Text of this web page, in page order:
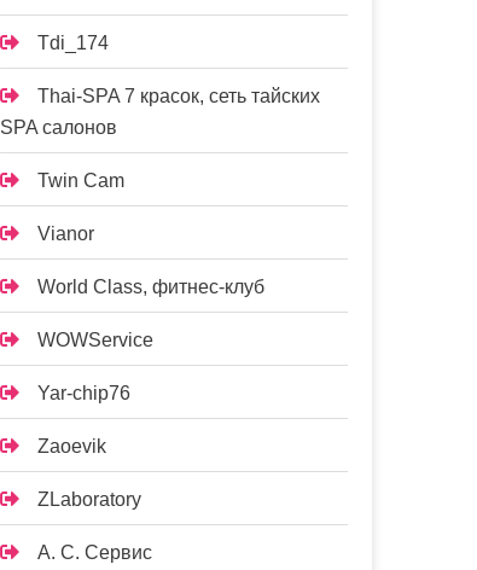
Tdi_174
Thai-SPA 7 красок, сеть тайских
SPA салонов
Twin Cam
Vianor
World Class, фитнес-клуб
WOWService
Yar-chip76
Zaoevik
ZLaboratory
А. С. Сервис